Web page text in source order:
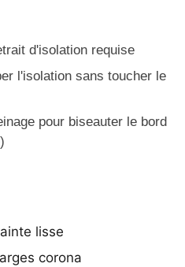
d'isolation requise
l'isolation sans toucher le
pour biseauter le bord
lisse
corona